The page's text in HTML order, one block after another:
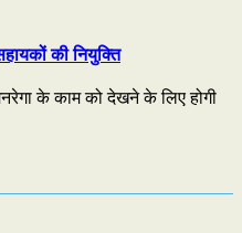
की नियुक्ति
के काम को देखने के लिए होगी